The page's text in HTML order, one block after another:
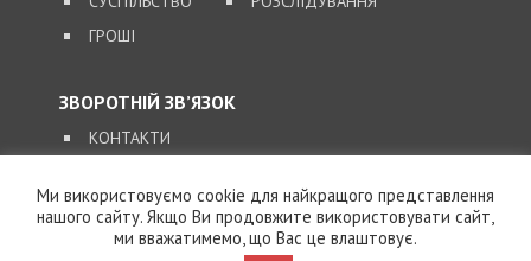
ГРОШІ
ЗВОРОТНІЙ ЗВ’ЯЗОК
КОНТАКТИ
SUPPORT@49000.COM.UA
Ми використовуємо cookie для найкращого представлення
нашого сайту. Якщо Ви продовжите використовувати сайт,
ми вважатимемо, що Вас це влаштовує.